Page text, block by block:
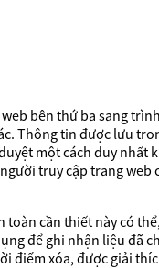
bên thứ ba sang
Thông tin được lưu
một cách duy nhất
truy cập trang web
cần thiết này có
để ghi nhận liệu đã
điểm xóa, được giải